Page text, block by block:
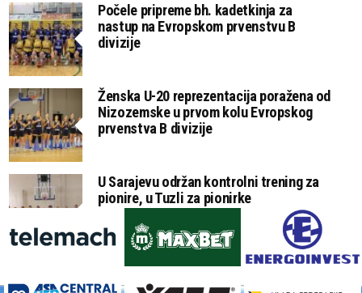
Počele pripreme bh. kadetkinja za
nastup na Evropskom prvenstvu B
divizije
Ženska U-20 reprezentacija poražena od
Nizozemske u prvom kolu Evropskog
prvenstva B divizije
U Sarajevu održan kontrolni trening za
pionire, u Tuzli za pionirke